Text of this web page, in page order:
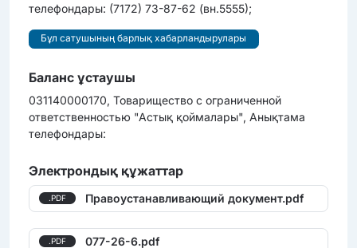
телефондары: (7172) 73-87-62 (вн.5555);
Бұл сатушының барлық хабарландырулары
Баланс ұстаушы
031140000170, Товарищество с ограниченной
ответственностью "Астық қоймалары", Анықтама
телефондары:
Электрондық құжаттар
.PDF Правоустанавливающий документ.pdf
.PDF 077-26-6.pdf